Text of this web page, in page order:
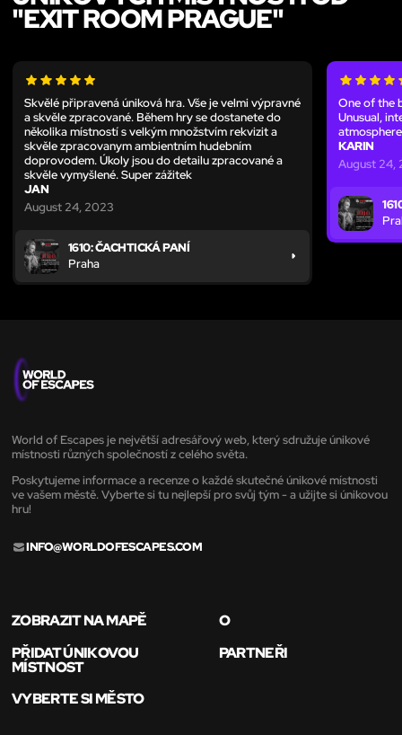
"EXIT ROOM PRAGUE"
Skvělé připravená úniková hra. Vše je velmi výpravné
a skvěle zpracované. Během hry se dostanete do
několika místností s velkým množstvím rekvizit a
skvěle zpracovanym ambientním hudebním
doprovodem. Úkoly jsou do detailu zpracované a
skvěle vymyšlené. Super zážitek
JAN
August 24, 2023
1610: ČACHTICKÁ PANÍ
Praha
One of the
Unusual,
KARIN
August 24,
World of Escapes je největší adresářový web, který sdružuje únikové
místnosti různých společností z celého světa.
Poskytujeme informace a recenze o každé skutečné únikové místnosti
ve vašem městě. Vyberte si tu nejlepší pro svůj tým - a užijte si únikovou
hru!
INFO@WORLDOFESCAPES.COM
ZOBRAZIT NA MAPĚ
O
PŘIDAT ÚNIKOVOU
MÍSTNOST
PARTNEŘI
VYBERTE SI MĚSTO